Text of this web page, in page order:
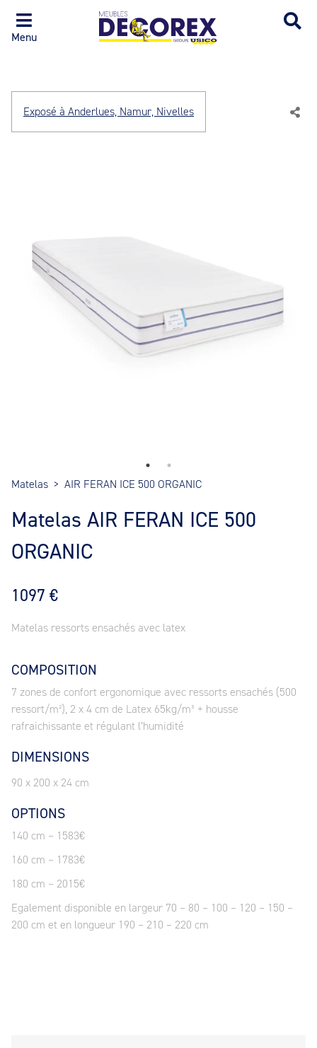
Menu
Exposé à Anderlues, Namur, Nivelles
Matelas > AIR FERAN ICE 500 ORGANIC
Matelas AIR FERAN ICE 500
ORGANIC
1097 €
Matelas ressorts ensachés avec latex
COMPOSITION
7 zones de confort ergonomique avec ressorts ensachés (500
ressort/m²), 2 x 4 cm de Latex 65kg/m³ + housse
rafraichissante et régulant l’humidité
DIMENSIONS
90 x 200 x 24 cm
OPTIONS
140 cm – 1583€
160 cm – 1783€
180 cm – 2015€
Egalement disponible en largeur 70 – 80 – 100 – 120 – 150 –
200 cm et en longueur 190 – 210 – 220 cm